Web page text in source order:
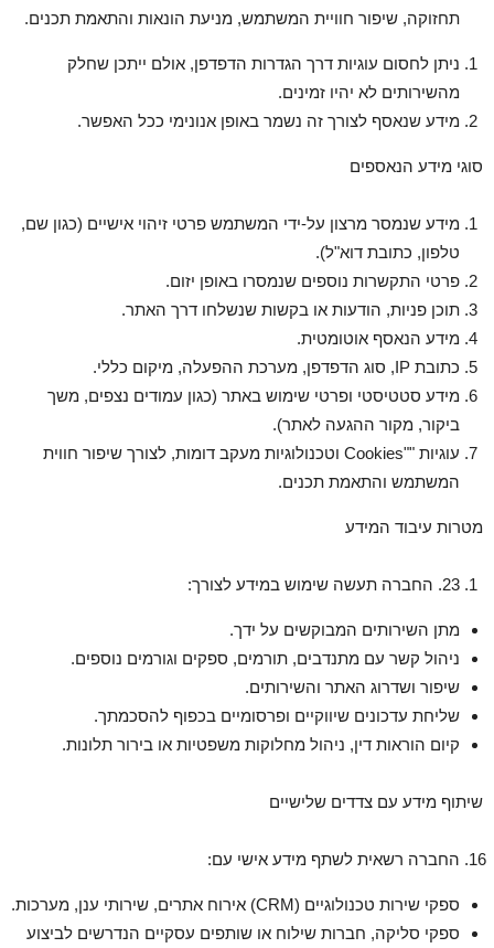
תחזוקה, שיפור חוויית המשתמש, מניעת הונאות והתאמת תכנים.
ניתן לחסום עוגיות דרך הגדרות הדפדפן, אולם ייתכן שחלק
מהשירותים לא יהיו זמינים.
מידע שנאסף לצורך זה נשמר באופן אנונימי ככל האפשר.
סוגי מידע הנאספים
מידע שנמסר מרצון על-ידי המשתמש פרטי זיהוי אישיים (כגון שם,
טלפון, כתובת דוא"ל).
פרטי התקשרות נוספים שנמסרו באופן יזום.
תוכן פניות, הודעות או בקשות שנשלחו דרך האתר.
מידע הנאסף אוטומטית.
כתובת IP, סוג הדפדפן, מערכת ההפעלה, מיקום כללי.
מידע סטטיסטי ופרטי שימוש באתר (כגון עמודים נצפים, משך
ביקור, מקור ההגעה לאתר).
עוגיות ""Cookies וטכנולוגיות מעקב דומות, לצורך שיפור חווית
המשתמש והתאמת תכנים.
מטרות עיבוד המידע
23. החברה תעשה שימוש במידע לצורך:
מתן השירותים המבוקשים על ידך.
ניהול קשר עם מתנדבים, תורמים, ספקים וגורמים נוספים.
שיפור ושדרוג האתר והשירותים.
שליחת עדכונים שיווקיים ופרסומיים בכפוף להסכמתך.
קיום הוראות דין, ניהול מחלוקות משפטיות או בירור תלונות.
שיתוף מידע עם צדדים שלישיים
החברה רשאית לשתף מידע אישי עם:
ספקי שירות טכנולוגיים (CRM) אירוח אתרים, שירותי ענן, מערכות.
ספקי סליקה, חברות שילוח או שותפים עסקיים הנדרשים לביצוע